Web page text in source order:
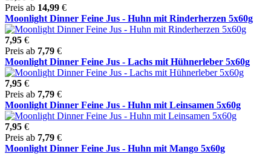
Preis ab 14,99 €
Moonlight Dinner Feine Jus - Huhn mit Rinderherzen 5x60g
7,95 €
Preis ab 7,79 €
Moonlight Dinner Feine Jus - Lachs mit Hühnerleber 5x60g
7,95 €
Preis ab 7,79 €
Moonlight Dinner Feine Jus - Huhn mit Leinsamen 5x60g
7,95 €
Preis ab 7,79 €
Moonlight Dinner Feine Jus - Huhn mit Mango 5x60g